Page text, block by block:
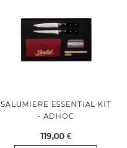
SALUMIERE ESSENTIAL KIT
- ADHOC
119,00 €